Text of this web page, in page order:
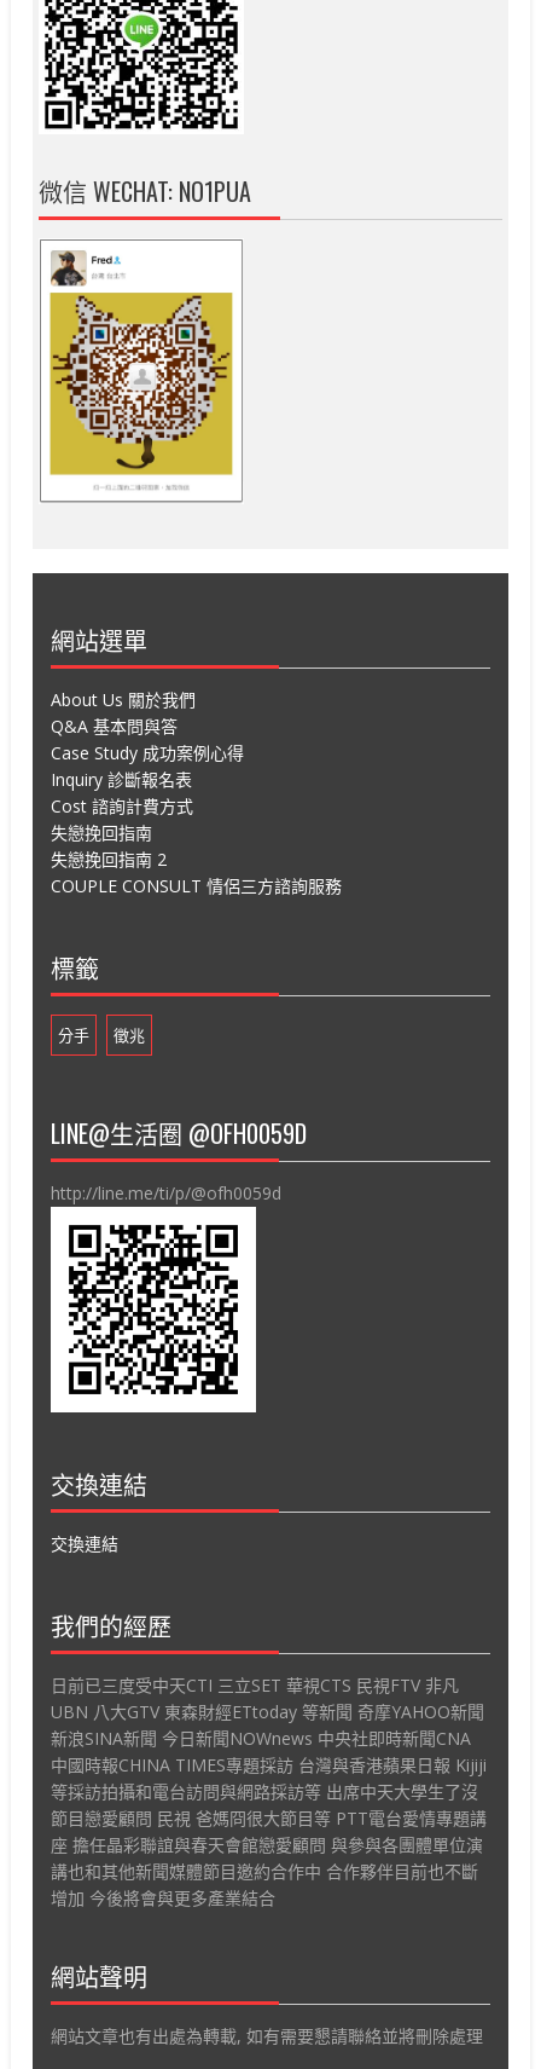
微信 WECHAT: NO1PUA
網站選單
About Us 關於我們
Q&A 基本問與答
Case Study 成功案例心得
Inquiry 診斷報名表
Cost 諮詢計費方式
失戀挽回指南
失戀挽回指南 2
COUPLE CONSULT 情侶三方諮詢服務
標籤
分手 徵兆
LINE@生活圈 @OFH0059D
http://line.me/ti/p/@ofh0059d
交換連結
交換連結
我們的經歷
日前已三度受中天CTI 三立SET 華視CTS 民視FTV 非凡
UBN 八大GTV 東森財經ETtoday 等新聞 奇摩YAHOO新聞
新浪SINA新聞 今日新聞NOWnews 中央社即時新聞CNA
中國時報CHINA TIMES專題採訪 台灣與香港蘋果日報 Kijiji
等採訪拍攝和電台訪問與網路採訪等 出席中天大學生了沒
節目戀愛顧問 民視 爸媽冏很大節目等 PTT電台愛情專題講
座 擔任晶彩聯誼與春天會館戀愛顧問 與參與各團體單位演
講也和其他新聞媒體節目邀約合作中 合作夥伴目前也不斷
增加 今後將會與更多產業結合
網站聲明
網站文章也有出處為轉載, 如有需要懇請聯絡並將刪除處理